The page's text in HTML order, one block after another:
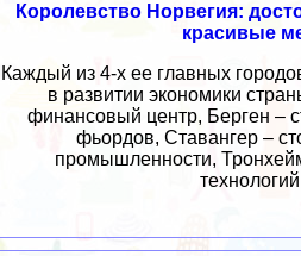
Королевство Норвегия:
красивые
Каждый из 4-х ее главных
в развитии экономики
финансовый центр, Берген –
фьордов, Ставангер –
промышленности,